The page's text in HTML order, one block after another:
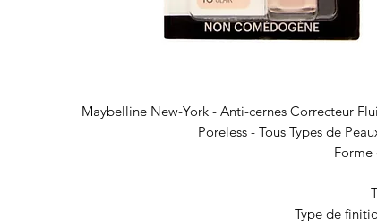
Maybelline New-York - Anti-cernes Correcteur
Poreless - Tous Types de
Type de